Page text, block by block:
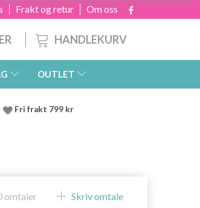
Om oss
Frakt og retur
HANDLEKURV
OUTLET
Fri frakt 799 kr
omtaler Skriv omtale